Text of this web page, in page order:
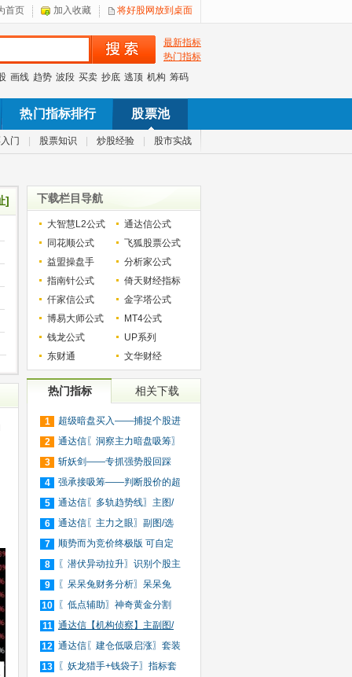
首页 加入收藏 将好股网放到桌面
最新指标
热门指标
画线 趋势 波段 买卖 抄底 逃顶 机构 筹码
热门指标排行 股票池
门 股票知识 炒股经验 股市实战
] 下载栏目导航
大智慧L2公式
通达信公式
同花顺公式
飞狐股票公式
益盟操盘手
分析家公式
指南针公式
倚天财经指标
仟家信公式
金字塔公式
博易大师公式
MT4公式
钱龙公式
UP系列
东财通
文华财经
热门指标 相关下载
1
超级暗盘买入——捕捉个股进
入
2
通达信〖洞察主力暗盘吸筹〗
捕
3
斩妖剑——专抓强势股回踩
20日
4
强承接吸筹——判断股价的超
买
5
通达信〖多轨趋势线〗主图/
选
6
通达信〖主力之眼〗副图/选
股
7
顺势而为竞价终极版 可自定
义
8
〖潜伏异动拉升〗识别个股主
力
9
〖呆呆兔财务分析〗呆呆兔
F10
10
〖低点辅助〗神奇黄金分割
+趋
11 通达信【机构侦察】主副图/
选
12 通达信〖建仓低吸启涨〗套装
指
13
〖妖龙猎手+钱袋子〗指标套